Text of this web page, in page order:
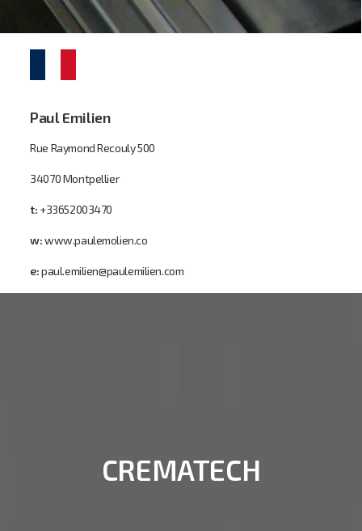
Paul Emilien
Rue Raymond Recouly 500
34070 Montpellier
t: +33652003470
w:www.paulemolien.co
e:paul.emilien@paulemilien.com
CREMATECH